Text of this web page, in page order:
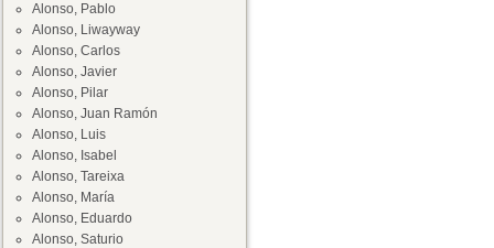
Alonso, Pablo
Alonso, Liwayway
Alonso, Carlos
Alonso, Javier
Alonso, Pilar
Alonso, Juan Ramón
Alonso, Luis
Alonso, Isabel
Alonso, Tareixa
Alonso, María
Alonso, Eduardo
Alonso, Saturio